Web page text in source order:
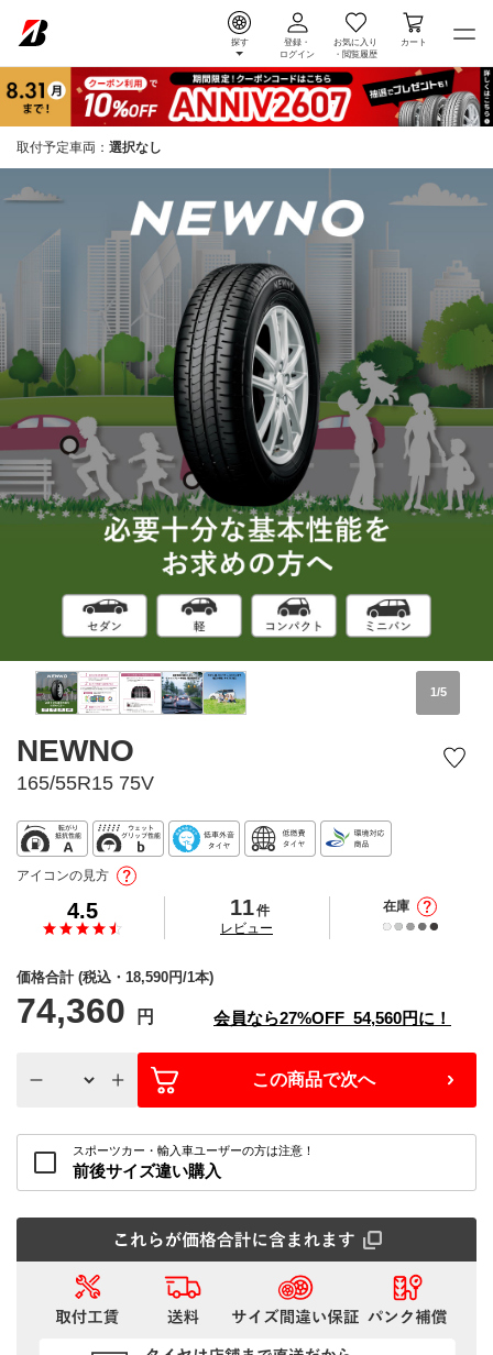
探す
登録・
ログイン
お気に入り
・ 閲覧履歴
カート
取付予定車両： 選択なし
1/5
NEWNO
165/55R15 75V
4.5 11件
の
レビュー
在庫
アイコンの見方
価格合計 (税込・ 18,590円/1本)
74,360 円 会員なら27%OFF 54,560円に！
この商品で次へ
スポーツカー・輸入車ユーザーの方は注意！
前後サイズ違い購入